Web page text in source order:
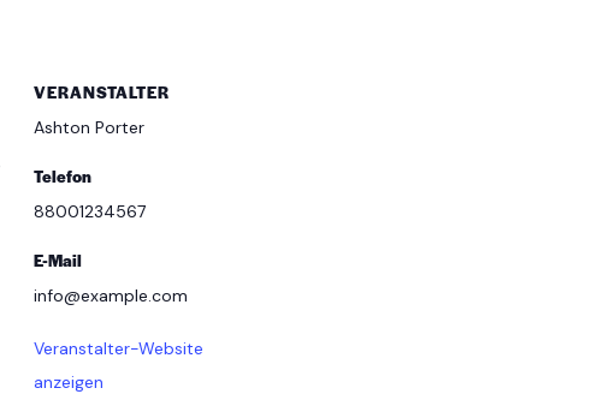
VERANSTALTER
Ashton Porter
Telefon
88001234567
E-Mail
info@example.com
Veranstalter-Website
anzeigen